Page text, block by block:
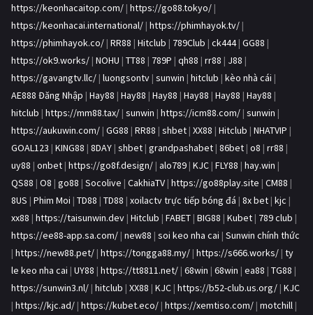
https://keonhacaitop.com/ | https://go88.tokyo/ |
https://keonhacai.international/ | https://phimhayok.tv/ |
https://phimhayok.co/ | RR88 | Hitclub | 789Club | ck444| GG88 |
https://ok9.works/ | NOHU | TT88 | 789P | qh88 | rr88 | J88 |
https://gavangtv.llc/ | luongsontv | sunwin | hitclub | kèo nhà cái |
AE888 Đăng Nhập | Hay88 | Hay88 | Hay88 | Hay88 | Hay88 | Hay88 |
hitclub | https://mm88.tax/ | sunwin | https://icm88.com/ | sunwin |
https://aukuwin.com/ | GG88 | RR88 | shbet | XX88 | Hitclub | NHATVIP |
GOAL123 | KING88 | 8DAY | shbet | grandpashabet | 86bet | o8 | rr88 |
uy88 | onbet | https://go8f.design/ | alo789 | KJC | FLY88 | hay.win |
QS88 | O8 | go88 | Socolive | CakhiaTV | https://go88play.site | CM88 |
8US | Phim Moi | TD88 | TD88 | xoilactv trực tiếp bóng đá | 8x bet | kjc |
xx88 | https://taisunwin.dev | Hitclub | FABET | BIG88 | Kubet | 789 club |
https://ee88-app.sa.com/ | new88 | soi keo nha cai | Sunwin chính thức
| https://new88.pet/ | https://tongga88.my/ | https://s666.works/ | ty
le keo nha cai | UY88 | https://tt8811.net/ | 68win | 68win | ea88 | TG88 |
https://sunwin3.nl/ | hitclub | XX88 | KJC | https://b52-club.us.org/ | KJC
| https://kjc.ad/ | https://kubet.eco/ | https://xemtiso.com/ | motchill |